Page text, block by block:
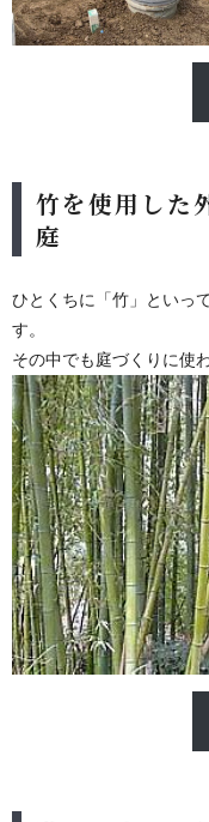
竹を使用した
庭
ひとくちに「竹」といっ
す。
その中でも庭づくりに使